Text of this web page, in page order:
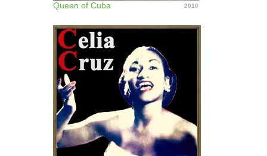
Queen of Cuba 2010